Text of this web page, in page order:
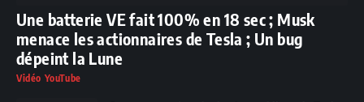
Une batterie VE fait 100% en 18 sec ; Musk
menace les actionnaires de Tesla ; Un bug
dépeint la Lune
Vidéo YouTube